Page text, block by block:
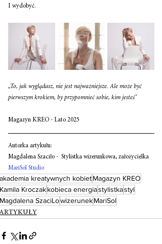
I wydobyć.
„To, jak wyglądasz, nie jest najważniejsze. Ale może być
pierwszym krokiem, by przypomnieć sobie, kim jesteś"
Magazyn KREO - Lato 2025
Autorka artykułu:
Magdalena Szaciło -  Stylistka wizerunkowa, założycielka
MariSol Studio
akademia kreatywnych kobietMagazyn KREO
Kamila Kroczakkobieca energiastylistkastyl
Magdalena SzaciLowizerunekMariSol